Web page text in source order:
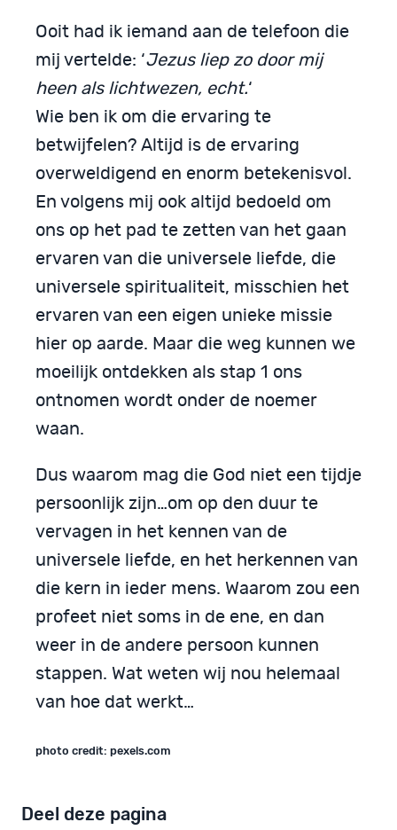
Ooit had ik iemand aan de telefoon die
mij vertelde: ‘Jezus liep zo door mij
heen als lichtwezen, echt.‘
Wie ben ik om die ervaring te
betwijfelen? Altijd is de ervaring
overweldigend en enorm betekenisvol.
En volgens mij ook altijd bedoeld om
ons op het pad te zetten van het gaan
ervaren van die universele liefde, die
universele spiritualiteit, misschien het
ervaren van een eigen unieke missie
hier op aarde. Maar die weg kunnen we
moeilijk ontdekken als stap 1 ons
ontnomen wordt onder de noemer
waan.
Dus waarom mag die God niet een tijdje
persoonlijk zijn…om op den duur te
vervagen in het kennen van de
universele liefde, en het herkennen van
die kern in ieder mens. Waarom zou een
profeet niet soms in de ene, en dan
weer in de andere persoon kunnen
stappen. Wat weten wij nou helemaal
van hoe dat werkt…
photo credit: pexels.com
Deel deze pagina